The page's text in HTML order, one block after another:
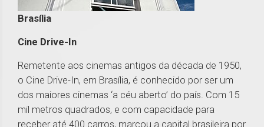
Brasília
Cine Drive-In
Remetente aos cinemas antigos da década de 1950,
o Cine Drive-In, em Brasília, é conhecido por ser um
dos maiores cinemas ‘a céu aberto’ do país. Com 15
mil metros quadrados, e com capacidade para
receber até 400 carros, marcou a capital brasileira por